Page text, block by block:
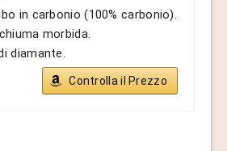
in carbonio (100% carbonio).
morbida.
diamante.
Controlla il Prezzo